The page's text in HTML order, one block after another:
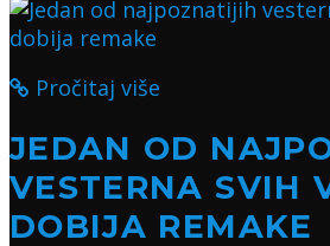
Pročitaj više
JEDAN OD
VESTERNA SVIH
DOBIJA REMAKE